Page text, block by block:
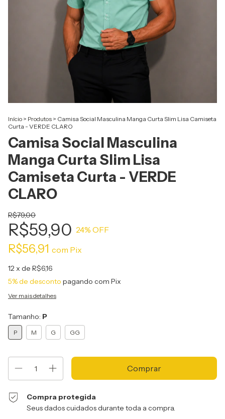
Início > Produtos > Camisa Social Masculina Manga Curta Slim Lisa Camiseta
Curta - VERDE CLARO
Camisa Social Masculina
Manga Curta Slim Lisa
Camiseta Curta - VERDE
CLARO
R$79,00
R$59,90 24% OFF
R$56,91 com Pix
12x de R$6,16
5% de desconto pagando com Pix
Ver mais detalhes
Tamanho: P
P M G GG
Compra protegida
Seus dados cuidados durante toda a compra.